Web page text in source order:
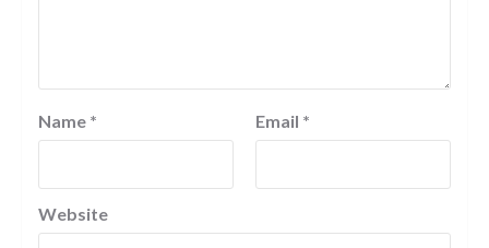
Name * Email *
Website